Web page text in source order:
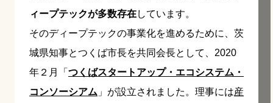
ィープテックが多数存在しています。
そのディープテックの事業化を進めるために、茨
城県知事とつくば市長を共同会長として、2020
年２月「 つくばスタートアップ・エコシステム・
コンソーシアム 」が設立されました。理事には産